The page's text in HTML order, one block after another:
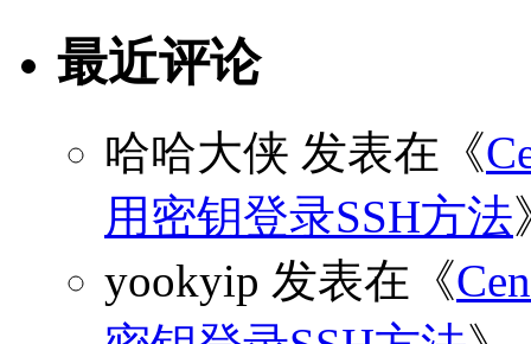
最近评论
哈哈大侠 发表在《
用密钥登录SSH方法
yookyip 发表在《